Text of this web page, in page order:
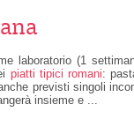
laboratorio (1
piatti tipici romani:
previsti singoli
insieme e ...